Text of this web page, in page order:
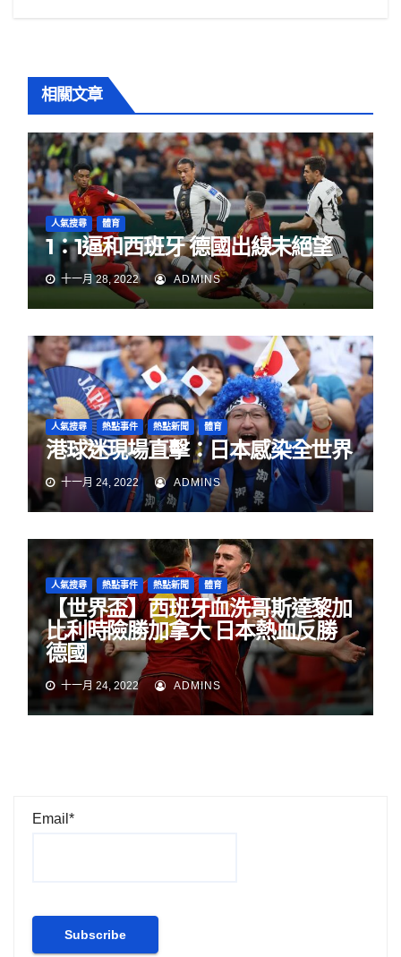
相關文章
人氣搜尋 體育
1：1逼和西班牙 德國出線未絕望
十一月 28, 2022 ADMINS
人氣搜尋 熱點事件 熱點新聞 體育
港球迷現場直擊：日本感染全世界
十一月 24, 2022 ADMINS
人氣搜尋 熱點事件 熱點新聞 體育
【世界盃】西班牙血洗哥斯達黎加
比利時險勝加拿大 日本熱血反勝
德國
十一月 24, 2022 ADMINS
Email*